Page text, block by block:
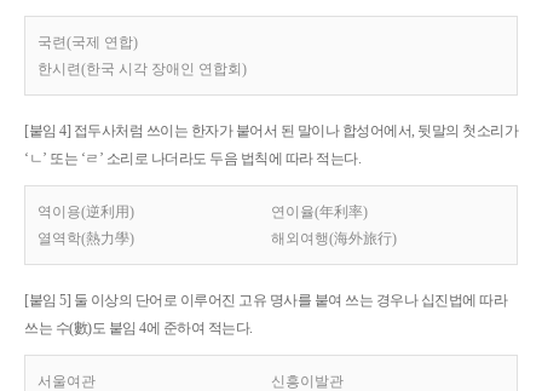
국련(국제 연합)
한시련(한국 시각 장애인 연합회)
[붙임 4] 접두사처럼 쓰이는 한자가 붙어서 된 말이나 합성어에서, 뒷말의 첫소리가
‘ㄴ’ 또는 ‘ㄹ’ 소리로 나더라도 두음 법칙에 따라 적는다.
역이용(逆利用)
연이율(年利率)
열역학(熱力學)
해외여행(海外旅行)
[붙임 5] 둘 이상의 단어로 이루어진 고유 명사를 붙여 쓰는 경우나 십진법에 따라
쓰는 수(數)도 붙임 4에 준하여 적는다.
서울여관 신흥이발관